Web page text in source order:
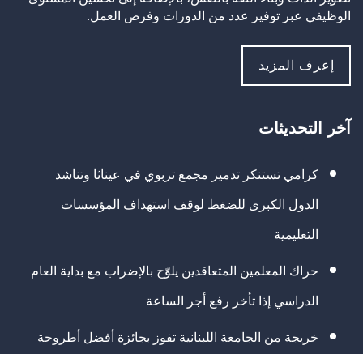
الوظيفي عبر توفير عدد من الدورات وفرص العمل.
إعرف المزيد
آخر التحديثات
كرامي تستنكر تدمير مجمع تربوي في عيناثا وتناشد
الدول الكبرى للضغط لوقف استهداف المؤسسات
التعليمية
حراك المعلمين المتعاقدين يلوّح بالإضراب مع بداية العام
الدراسي إذا تأخر رفع أجر الساعة
خريجة من الجامعة اللبنانية تفوز بجائزة أفضل أطروحة